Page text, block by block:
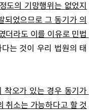
도의 기망행위는 없었지
되었으므로 그 동기가 의
더라도 이를 이유로 민법
다는 것이 우리 법원의 태
착오가 있는 경우 동기가
취소는 가능하다고 할 것